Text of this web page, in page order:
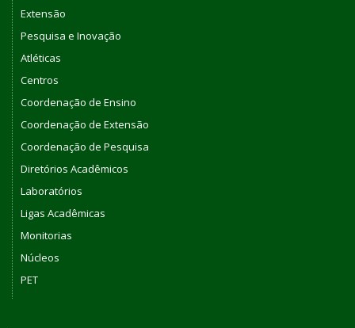
Extensão
Pesquisa e Inovação
Atléticas
Centros
Coordenação de Ensino
Coordenação de Extensão
Coordenação de Pesquisa
Diretórios Acadêmicos
Laboratórios
Ligas Acadêmicas
Monitorias
Núcleos
PET